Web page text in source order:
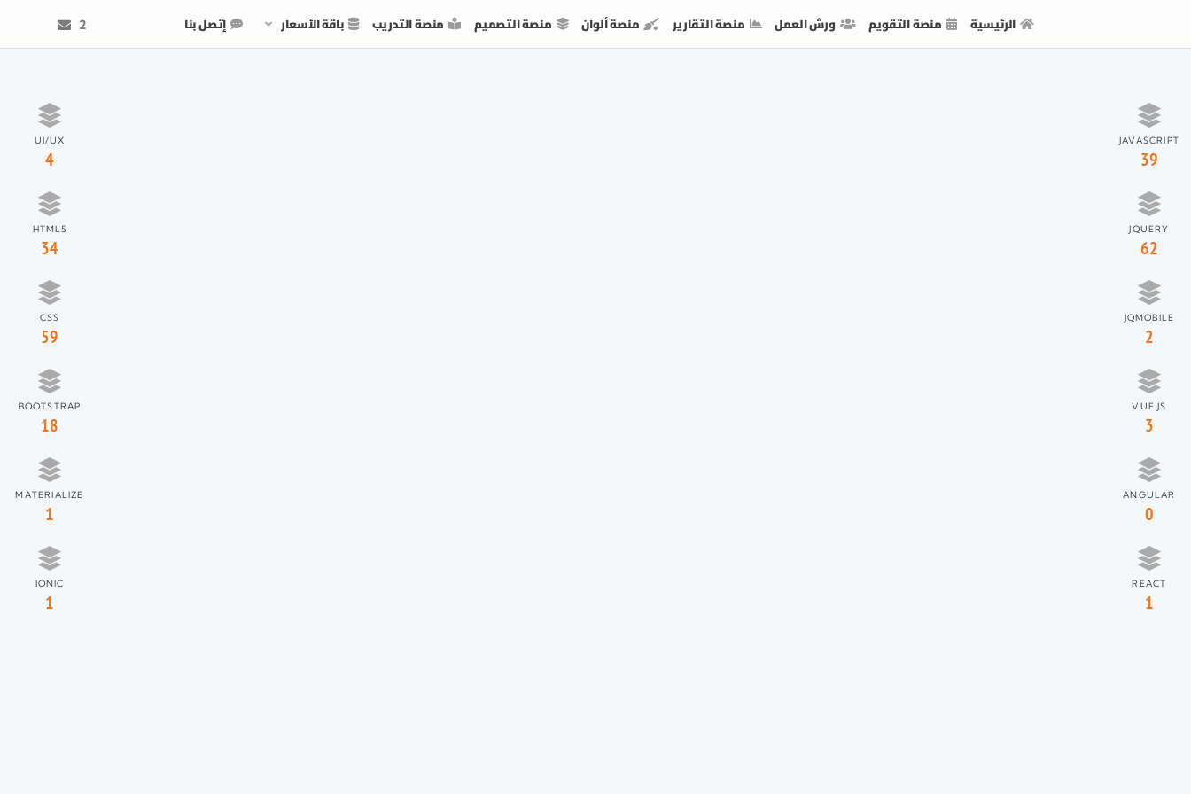
الرئيسية منصة التقويم ورش العمل منصة التقارير منصة ألوان منصة التصميم منصة التدريب باقة الأسعار إتصل بنا 2
JAVASCRIPT
39
JQUERY
62
JQMOBILE
2
VUE.JS
3
ANGULAR
0
REACT
1
UI/UX
4
HTML5
34
CSS
59
BOOTSTRAP
18
MATERIALIZE
1
IONIC
1